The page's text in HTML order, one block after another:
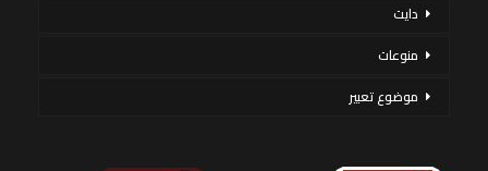
دايت
منوعات
موضوع تعبير